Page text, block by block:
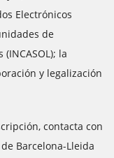
Electrónicos
de
la
y legalización
contacta con
Barcelona-Lleida